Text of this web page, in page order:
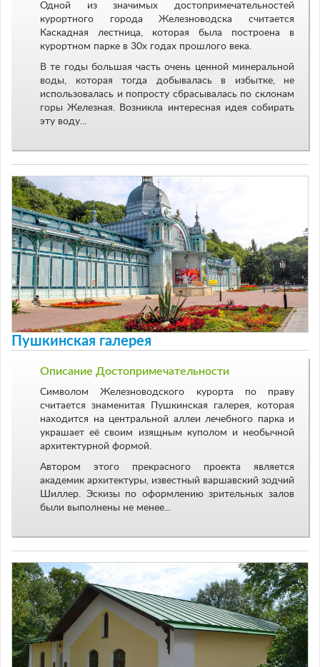
Одной из значимых достопримечательностей
курортного города Железноводска считается
Каскадная лестница, которая была построена в
курортном парке в 30х годах прошлого века.
В те годы большая часть очень ценной минеральной
воды, которая тогда добывалась в избытке, не
использовалась и попросту сбрасывалась по склонам
горы Железная. Возникла интересная идея собирать
эту воду...
Пушкинская галерея
Описание Достопримечательности
Символом Железноводского курорта по праву
считается знаменитая Пушкинская галерея, которая
находится на центральной аллеи лечебного парка и
украшает её своим изящным куполом и необычной
архитектурной формой.
Автором этого прекрасного проекта является
академик архитектуры, известный варшавский зодчий
Шиллер. Эскизы по оформлению зрительных залов
были выполнены не менее...